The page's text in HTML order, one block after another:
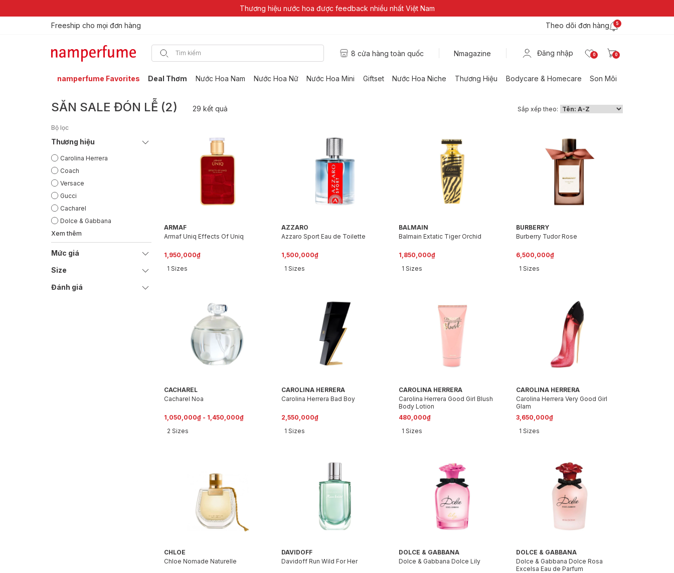
Thương hiệu nước hoa được feedback nhiều nhất Việt Nam
Freeship cho mọi đơn hàng
Theo dõi đơn hàng 5
8 cửa hàng toàn quốc Nmagazine Đăng nhập 0 0
namperfume Favorites Deal Thơm Nước Hoa Nam Nước Hoa Nữ Nước Hoa Mini Giftset Nước Hoa Niche Thương Hiệu Bodycare & Homecare Son Môi
SĂN SALE ĐÓN LỄ (2) 29 kết quả Sắp xếp theo:
Bộ lọc
Thương hiệu
Carolina Herrera
Coach
Versace
Gucci
Cacharel
Dolce & Gabbana
Xem thêm
Mức giá
Size
Đánh giá
ARMAF
Armaf Uniq Effects Of Uniq
1,950,000₫
1 Sizes
AZZARO
Azzaro Sport Eau de Toilette
1,500,000₫
1 Sizes
BALMAIN
Balmain Extatic Tiger Orchid
1,850,000₫
1 Sizes
BURBERRY
Burberry Tudor Rose
6,500,000₫
1 Sizes
CACHAREL
Cacharel Noa
1,050,000₫ - 1,450,000₫
2 Sizes
CAROLINA HERRERA
Carolina Herrera Bad Boy
2,550,000₫
1 Sizes
CAROLINA HERRERA
Carolina Herrera Good Girl Blush
Body Lotion
480,000₫
1 Sizes
CAROLINA HERRERA
Carolina Herrera Very Good Girl
Glam
3,650,000₫
1 Sizes
CHLOE
Chloe Nomade Naturelle
DAVIDOFF
Davidoff Run Wild For Her
DOLCE & GABBANA
Dolce & Gabbana Dolce Lily
DOLCE & GABBANA
Dolce & Gabbana Dolce Rosa
Excelsa Eau de Parfum